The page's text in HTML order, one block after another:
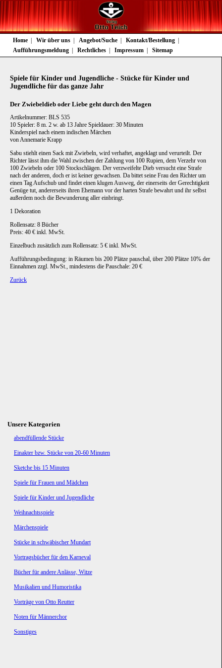
Navigation
überspringen
Home Wir über uns Angebot/Suche
Kontakt/Bestellung
Aufführungsmeldung
Rechtliches Impressum Sitemap
Spiele für Kinder und Jugendliche - Stücke für Kinder und
Jugendliche für das ganze Jahr
Der Zwiebeldieb oder Liebe geht durch den Magen
Artikelnummer: BLS 535
10 Spieler: 8 m. 2 w. ab 13 Jahre Spieldauer: 30 Minuten
Kinderspiel nach einem indischen Märchen
von Annemarie Krapp
Sabu stiehlt einen Sack mit Zwiebeln, wird verhaftet, angeklagt und verurteilt. Der
Richter lässt ihm die Wahl zwischen der Zahlung von 100 Rupien, dem Verzehr von
100 Zwiebeln oder 100 Stockschlägen. Der verzweifelte Dieb versucht eine Strafe
nach der anderen, doch er ist keiner gewachsen. Da bittet seine Frau den Richter um
einen Tag Aufschub und findet einen klugen Ausweg, der einerseits der Gerechtigkeit
Genüge tut, andererseits ihren Ehemann vor der harten Strafe bewahrt und ihr selbst
außerdem noch die Bewunderung aller einbringt.
1 Dekoration
Rollensatz: 8 Bücher
Preis: 40 € inkl. MwSt.
Einzelbuch zusätzlich zum Rollensatz: 5 € inkl. MwSt.
Aufführungsbedingung: in Räumen bis 200 Plätze pauschal, über 200 Plätze 10% der
Einnahmen zzgl. MwSt., mindestens die Pauschale: 20 €
Zurück
Unsere Kategorien
Navigation
abendfüllende Stücke
Einakter bzw. Stücke von 20-60 Minuten
Sketche bis 15 Minuten
Spiele für Frauen und Mädchen
Spiele für Kinder und Jugendliche
Weihnachtsspiele
Märchenspiele
Stücke in schwäbischer Mundart
Vortragsbücher für den Karneval
Bücher für andere Anlässe, Witze
Musikalien und Humoristika
Vorträge von Otto Reutter
Noten für Männerchor
Sonstiges